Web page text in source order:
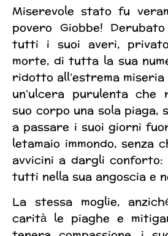
Miserevole stato fu
povero Giobbe!
tutti i suoi averi,
morte, di tutta la sua
ridotto all’estrema
un’ulcera purulenta
suo corpo una sola
a passare i suoi giorni
letamaio immondo, senza
avvicini a dargli conforto:
tutti nella sua angoscia e
La stessa moglie,
carità le piaghe e